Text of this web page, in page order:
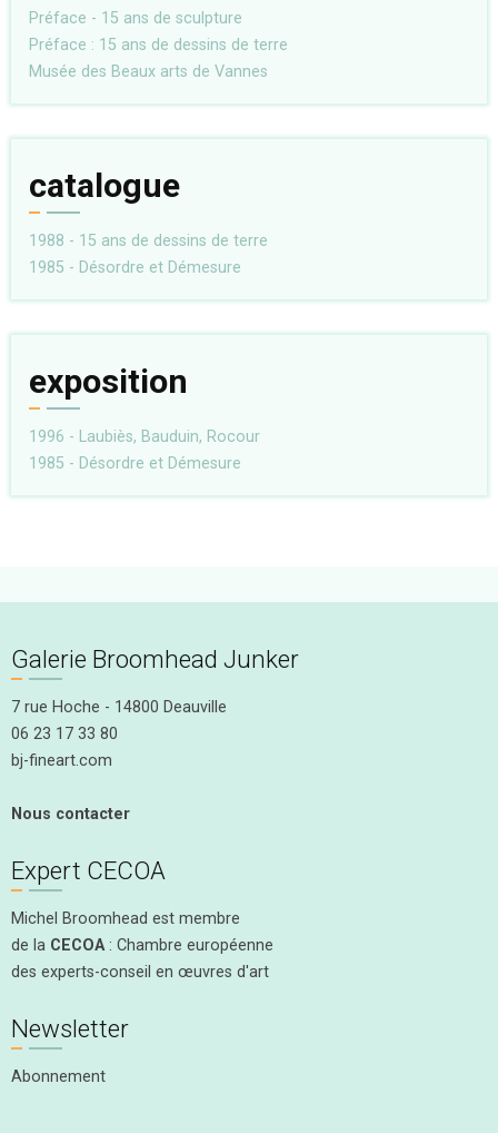
Préface - 15 ans de sculpture
Préface : 15 ans de dessins de terre
Musée des Beaux arts de Vannes
catalogue
1988 - 15 ans de dessins de terre
1985 - Désordre et Démesure
exposition
1996 - Laubiès, Bauduin, Rocour
1985 - Désordre et Démesure
Galerie Broomhead Junker
7 rue Hoche - 14800 Deauville
06 23 17 33 80
bj-fineart.com
Nous contacter
Expert CECOA
Michel Broomhead est membre
de la CECOA: Chambre européenne
des experts-conseil en œuvres d'art
Newsletter
Abonnement